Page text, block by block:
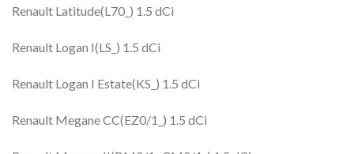
Renault Latitude(L70_) 1.5 dCi
Renault Logan I(LS_) 1.5 dCi
Renault Logan I Estate(KS_) 1.5 dCi
Renault Megane CC(EZ0/1_) 1.5 dCi